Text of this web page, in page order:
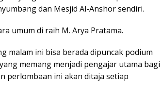
dan Mesjid Al-Anshor sendiri.
umum di raih M. Arya Pratama.
malam ini bisa berada dipuncak podium
memang menjadi pengajar utama bagi
perlombaan ini akan ditaja setiap